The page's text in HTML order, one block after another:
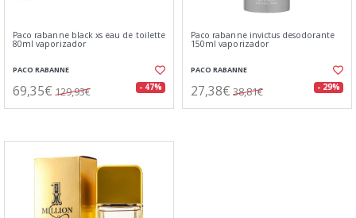
Paco rabanne black xs eau de toilette
80ml vaporizador
PACO RABANNE
69,35€ 129,93€ - 47%
Paco rabanne invictus desodorante
150ml vaporizador
PACO RABANNE
27,38€ 38,81€ - 29%